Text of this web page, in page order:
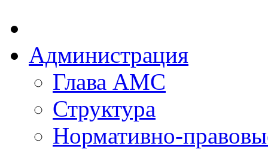
Администрация
Глава АМС
Структура
Нормативно-